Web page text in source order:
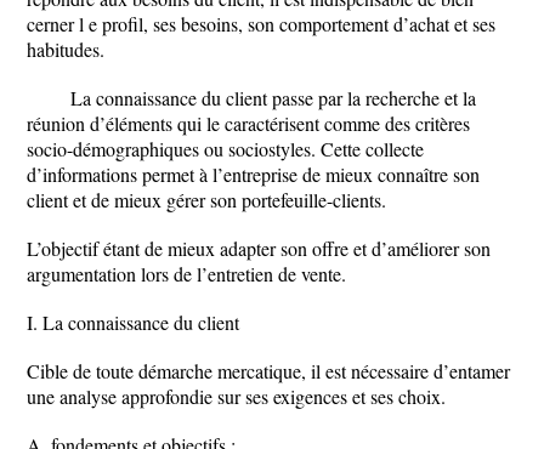
cerner l e profil, ses besoins, son comportement d’achat et ses
habitudes.
La connaissance du client passe par la recherche et la
réunion d’éléments qui le caractérisent comme des critères
socio-démographiques ou sociostyles. Cette collecte
d’informations permet à l’entreprise de mieux connaître son
client et de mieux gérer son portefeuille-clients.
L’objectif étant de mieux adapter son offre et d’améliorer son
argumentation lors de l’entretien de vente.
I. La connaissance du client
Cible de toute démarche mercatique, il est nécessaire d’entamer
une analyse approfondie sur ses exigences et ses choix.